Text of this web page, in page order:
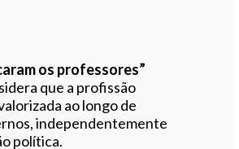
os professores”
que a profissão
ao longo de
independentemente
política.